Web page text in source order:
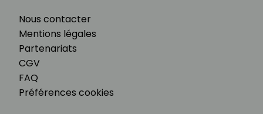
Nous contacter
Mentions légales
Partenariats
CGV
FAQ
Préférences cookies